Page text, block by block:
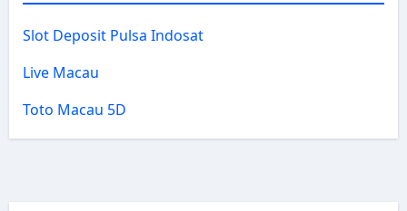
Slot Deposit Pulsa Indosat
Live Macau
Toto Macau 5D